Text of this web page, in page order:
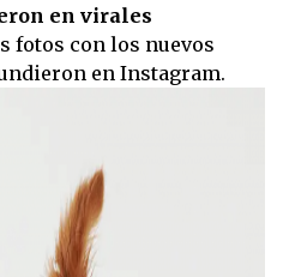
en virales
fotos con los nuevos
en Instagram.